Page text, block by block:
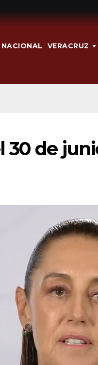
NACIONAL VERACRUZ
30 de